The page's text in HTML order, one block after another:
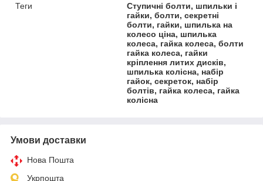
Теги
Ступичні болти, шпильки і
гайки, болти, секретні
болти, гайки, шпилька на
колесо ціна, шпилька
колеса, гайка колеса, болти
гайка колеса, гайки
кріплення литих дисків,
шпилька колісна, набір
гайок, секреток, набір
болтів, гайка колеса, гайка
колісна
Умови доставки
Нова Пошта
Укрпошта